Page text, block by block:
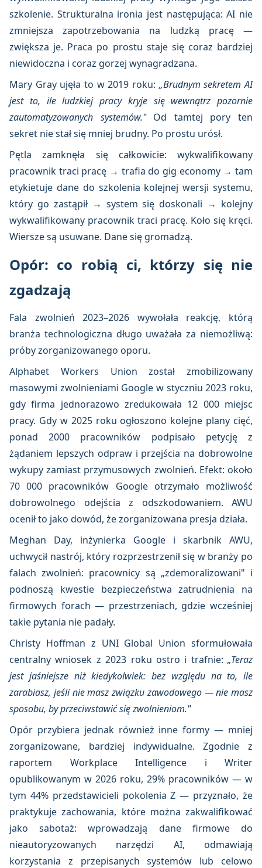
szkolenie. Strukturalna ironia jest następująca: AI nie
zmniejsza zapotrzebowania na ludzką pracę —
zwiększa je. Praca po prostu staje się coraz bardziej
niewidoczna i coraz gorzej wynagradzana.
Mary Gray ujęła to w 2019 roku: „Brudnym sekretem AI
jest to, ile ludzkiej pracy kryje się wewnątrz pozornie
zautomatyzowanych systemów."Od tamtej pory ten
sekret nie stał się mniej brudny. Po prostu urósł.
Pętla zamknęła się całkowicie: wykwalifikowany
pracownik traci pracę → trafia do gig economy → tam
etykietuje dane do szkolenia kolejnej wersji systemu,
który go zastąpił → system się doskonali → kolejny
wykwalifikowany pracownik traci pracę. Koło się kręci.
Wiersze są usuwane. Dane się gromadzą.
Opór: co robią ci, którzy się nie
zgadzają
Fala zwolnień 2023–2026 wywołała reakcję, którą
branża technologiczna długo uważała za niemożliwą:
próby zorganizowanego oporu.
Alphabet Workers Union został zmobilizowany
masowymi zwolnieniami Google w styczniu 2023 roku,
gdy firma jednorazowo zredukowała 12 000 miejsc
pracy. Gdy w 2025 roku ogłoszono kolejne plany cięć,
ponad 2000 pracowników podpisało petycję z
żądaniem lepszych odpraw i przejścia na dobrowolne
wykupy zamiast przymusowych zwolnień. Efekt: około
70 000 pracowników Google otrzymało możliwość
dobrowolnego odejścia z odszkodowaniem. AWU
ocenił to jako dowód, że zorganizowana presja działa.
Meghan Day, inżynierka Google i skarbnik AWU,
uchwycił nastrój, który rozprzestrzenił się w branży po
falach zwolnień: pracownicy są „zdemoralizowani" i
podnoszą kwestie bezpieczeństwa zatrudnienia na
firmowych forach — przestrzeniach, gdzie wcześniej
takie pytania nie padały.
Christy Hoffman z UNI Global Union sformułowała
centralny wniosek z 2023 roku ostro i trafnie: „Teraz
jest jaśniejsze niż kiedykolwiek: bez względu na to, ile
zarabiasz, jeśli nie masz związku zawodowego — nie masz
sposobu, by przeciwstawić się zwolnieniom."
Opór przybiera jednak również inne formy — mniej
zorganizowane, bardziej indywidualne. Zgodnie z
raportem Workplace Intelligence i Writer
opublikowanym w 2026 roku, 29% pracowników — w
tym 44% przedstawicieli pokolenia Z — przyznało, że
praktykuje zachowania, które można zakwalifikować
jako sabotaż: wprowadzają dane firmowe do
nieautoryzowanych narzędzi AI, odmawiają
korzystania z przepisanych systemów lub celowo